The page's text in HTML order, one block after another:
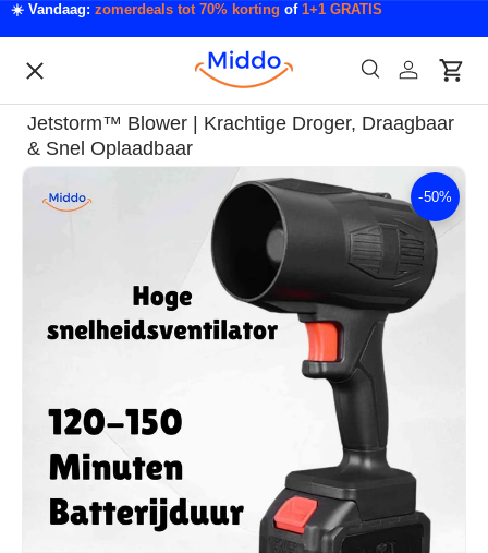
Ga naar inhoud
☀️ Vandaag: zomerdeals tot 70% korting of 1+1 GRATIS
Zoeken
Acties
ZoekenInloggen
Acties & Deals
Slaapkamer & Badkamer
Mode & Accessoires
Tech & Gadgets
Auto & Klussen
Tuin & Outdoor
Jetstorm™ Blower | Krachtige Droger, Draagbaar
& Snel Oplaadbaar
Ga direct naar productinformatie -50%